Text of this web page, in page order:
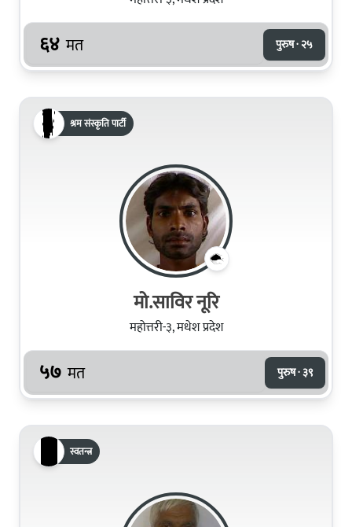
६४ मत पुरुष · २५
श्रम संस्कृति पार्टी
मो.साविर नूरि
महोत्तरी-३, मधेश प्रदेश
५७ मत पुरुष · ३९
स्वतन्त्र